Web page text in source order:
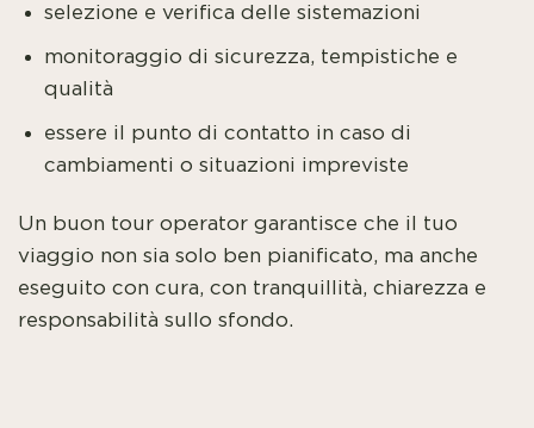
selezione e verifica delle sistemazioni
monitoraggio di sicurezza, tempistiche e
qualità
essere il punto di contatto in caso di
cambiamenti o situazioni impreviste
Un buon tour operator garantisce che il tuo
viaggio non sia solo ben pianificato, ma anche
eseguito con cura, con tranquillità, chiarezza e
responsabilità sullo sfondo.